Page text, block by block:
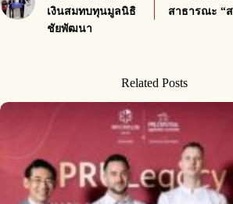
เงินสมทบทุนมูลนิธิ
ชัยพัฒนา
สาธารณะ “
Related Posts